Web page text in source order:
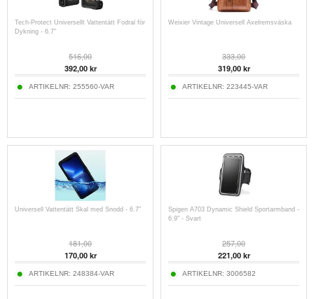
Tech-Protect Universellt Vattentätt Fodral för
Dykning - 6.7"
516,00
392,00kr
ARTIKELNR: 255560-VAR
Weixier Vintage Universell Axelremsväska
333,00
319,00kr
ARTIKELNR: 223445-VAR
Universell Vattentätt Skal med Snodd - 6.7"
181,00
170,00kr
ARTIKELNR: 248384-VAR
Spigen A703 Dynamic Shield Sportarmband -
6.9" - Svart
257,00
221,00kr
ARTIKELNR: 3006582